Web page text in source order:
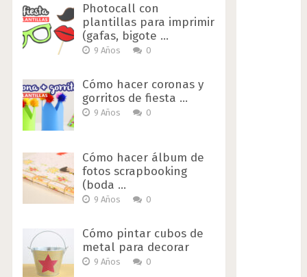
Photocall con
plantillas para imprimir
(gafas, bigote …
9 Años 0
Cómo hacer coronas y
gorritos de fiesta …
9 Años 0
Cómo hacer álbum de
fotos scrapbooking
(boda …
9 Años 0
Cómo pintar cubos de
metal para decorar
9 Años 0